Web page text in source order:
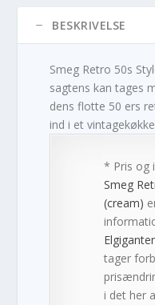
BESKRIVELSE
Smeg Retro 50s
sagtens kan tages
dens flotte 50 ers
ind i et
* Pris og
Smeg
(cream)
tager
i det her